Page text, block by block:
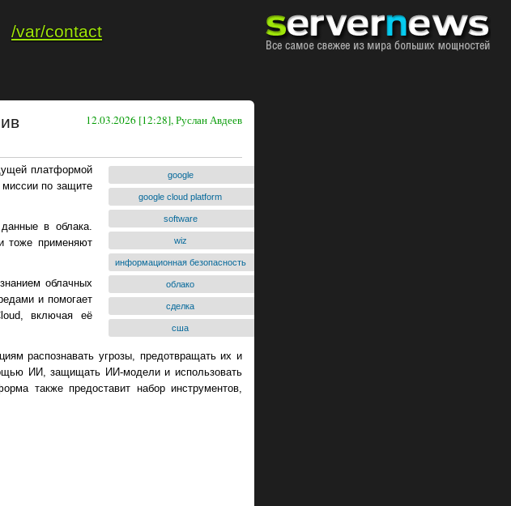
/var/contact
12.03.2026 [12:28], Руслан Авдеев
google
google cloud platform
software
wiz
информационная безопасность
облако
сделка
сша
платформой
по защите
в облака.
тоже применяют
облачных
и помогает
включая её
распознавать угрозы, предотвращать их и
ИИ, защищать ИИ-модели и использовать
также предоставит набор инструментов,